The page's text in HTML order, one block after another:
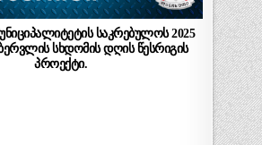
საკრებულოს 2025
სხდომის დღის წესრიგის
პროექტი.